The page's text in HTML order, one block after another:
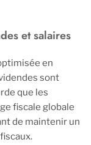
et salaires
en
sont
que les
fiscale globale
de maintenir un